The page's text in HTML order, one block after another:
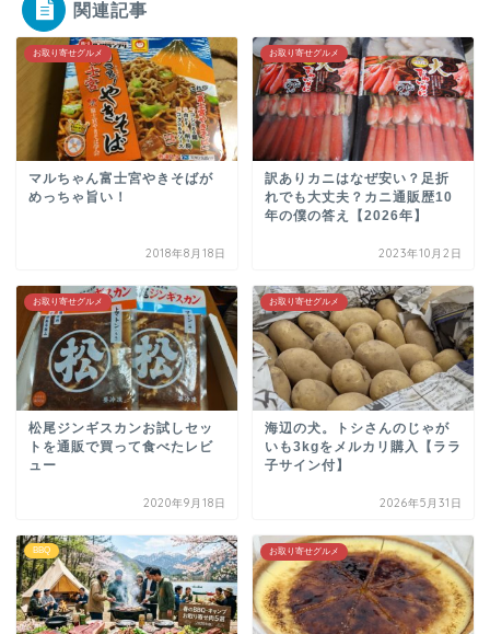
関連記事
お取り寄せグルメ
マルちゃん富士宮やきそばが
めっちゃ旨い！
2018年8月18日
お取り寄せグルメ
訳ありカニはなぜ安い？足折
れでも大丈夫？カニ通販歴10
年の僕の答え【2026年】
2023年10月2日
お取り寄せグルメ
松尾ジンギスカンお試しセッ
トを通販で買って食べたレビ
ュー
2020年9月18日
お取り寄せグルメ
海辺の犬。トシさんのじゃが
いも3kgをメルカリ購入【ララ
子サイン付】
2026年5月31日
BBQ お取り寄せグルメ